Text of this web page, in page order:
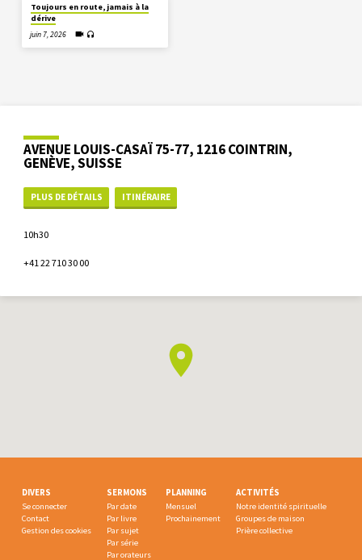
Toujours en route, jamais à la
dérive
juin 7, 2026
AVENUE LOUIS-CASAÏ 75-77, 1216 COINTRIN,
GENÈVE, SUISSE
PLUS DE DÉTAILS ITINÉRAIRE
10h30
+41 22 710 30 00
DIVERS
Se connecter
Contact
Gestion des cookies
SERMONS
Par date
Par livre
Par sujet
Par série
Par orateurs
PLANNING
Mensuel
Prochainement
ACTIVITÉS
Notre identité spirituelle
Groupes de maison
Prière collective